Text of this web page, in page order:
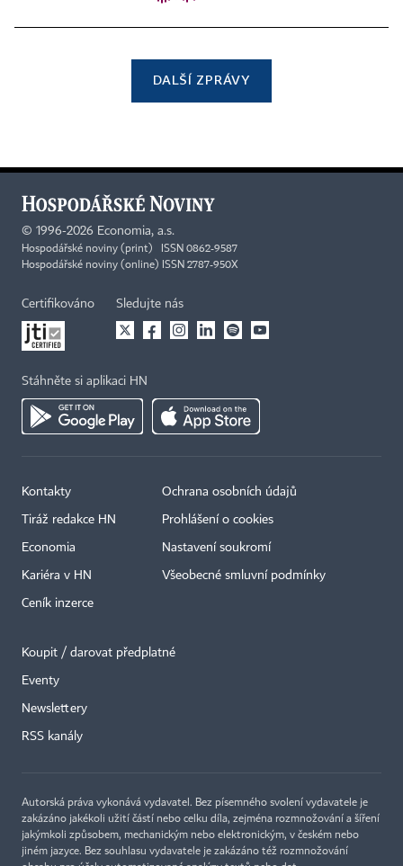
DALŠÍ ZPRÁVY
© 1996-2026 Economia, a.s.
Hospodářské noviny (print) ISSN 0862-9587
Hospodářské noviny (online) ISSN 2787-950X
Certifikováno Sledujte nás
Stáhněte si aplikaci HN
Kontakty
Tiráž redakce HN
Economia
Kariéra v HN
Ceník inzerce
Ochrana osobních údajů
Prohlášení o cookies
Nastavení soukromí
Všeobecné smluvní podmínky
Koupit / darovat předplatné
Eventy
Newslettery
RSS kanály
Autorská práva vykonává vydavatel. Bez písemného svolení vydavatele je
zakázáno jakékoli užití částí nebo celku díla, zejména rozmnožování a šíření
jakýmkoli způsobem, mechanickým nebo elektronickým, v českém nebo
jiném jazyce. Bez souhlasu vydavatele je zakázáno též rozmnožování